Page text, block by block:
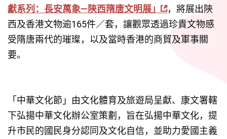
獻系列：長安萬象—陝西隋唐文明展」
，將展出陝
西及香港文物逾165件／套，讓觀眾透過珍貴文物感
受隋唐兩代的璀璨，以及當時香港的商貿及軍事關
要。
「中華文化節」由文化體育及旅遊局呈獻、康文署轄
下弘揚中華文化辦公室策劃，旨在弘揚中華文化，提
升市民的國民身分認同及文化自信，並助力愛國主義